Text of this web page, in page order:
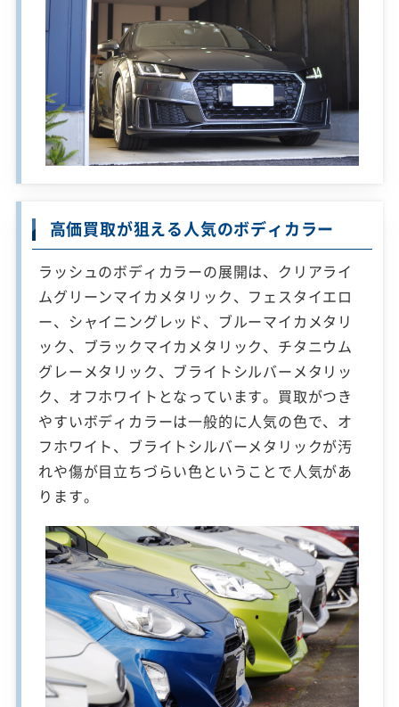
高価買取が狙える人気のボディカラー
ラッシュのボディカラーの展開は、クリアライ
ムグリーンマイカメタリック、フェスタイエロ
ー、シャイニングレッド、ブルーマイカメタリ
ック、ブラックマイカメタリック、チタニウム
グレーメタリック、ブライトシルバーメタリッ
ク、オフホワイトとなっています。買取がつき
やすいボディカラーは一般的に人気の色で、オ
フホワイト、ブライトシルバーメタリックが汚
れや傷が目立ちづらい色ということで人気があ
ります。